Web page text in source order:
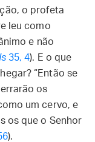
o profeta
leu como
e não
Is35, 4). E o que
“Então se
os
um cervo, e
os que o Senhor
).